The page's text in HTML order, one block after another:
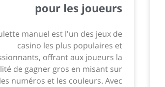
pour les joueurs
manuel est l'un des jeux de
casino les plus populaires et
offrant aux joueurs la
de gagner gros en misant sur
les numéros et les couleurs. Avec...